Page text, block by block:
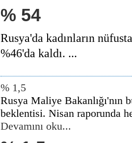
% 54
Rusya'da kadınların
%46'da kaldı. ...
% 1,5
Rusya Maliye Bakanlığı'nın
beklentisi. Nisan raporunda
Devamını oku...